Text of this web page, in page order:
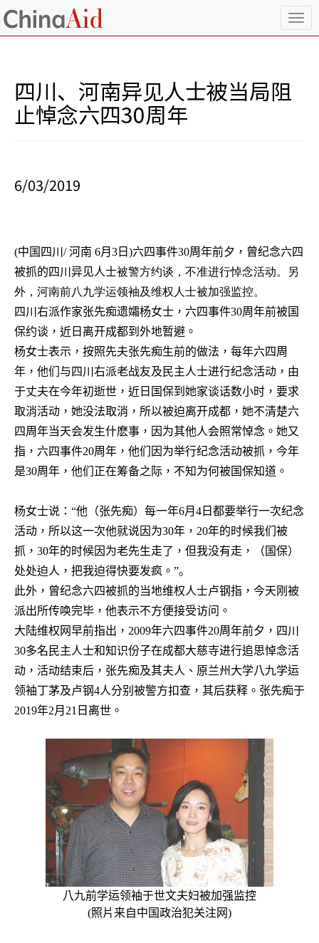
T
o
四川、河南异见人士被当局阻
止悼念六四30周年
6/03/2019
(中国四川 /河南 6月 3 日 )六四事件30周年前夕，曾纪念六四
被抓的四川异见人士被警方约谈，不准进行悼念活动。另
外，河南前八九学运领袖及维权人士被加强监控。
四川右派作家张先痴遗孀杨女士，六四事件30周年前被国
保约谈，近日离开成都到外地暂避。
杨女士表示，按照先夫张先痴生前的做法，每年六四周
年，他们与四川右派老战友及民主人士进行纪念活动，由
于丈夫在今年初逝世，近日国保到她家谈话数小时，要求
取消活动，她没法取消，所以被迫离开成都，她不清楚六
四周年当天会发生什麽事，因为其他人会照常悼念。她又
指，六四事件20周年，他们因为举行纪念活动被抓，今年
是30周年，他们正在筹备之际，不知为何被国保知道。
杨女士说： “他（张先痴）每一年6月 4 日都要举行一次纪念
活动，所以这一次他就说因为30年， 20年的时候我们被
抓， 30年的时候因为老先生走了，但我没有走，（国保）
处处迫人，把我迫得快要发疯。 ”。
此外，曾纪念六四被抓的当地维权人士卢钢指，今天刚被
派出所传唤完毕，他表示不方便接受访问。
大陆维权网早前指出， 2009年六四事件20周年前夕，四川
30多名民主人士和知识份子在成都大慈寺进行追思悼念活
动，活动结束后，张先痴及其夫人、原兰州大学八九学运
领袖丁茅及卢钢4人分别被警方扣查，其后获释。张先痴于
2019年2月 21 日离世。
八九前学运领袖于世文夫妇被加强监控
(照片来自中国政治犯关注网)